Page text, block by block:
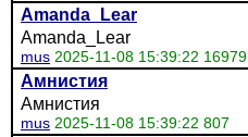
Amanda_Lear
Amanda_Lear
mus 2025-11-08 15:39:22 16979
Амнистия
Амнистия
mus 2025-11-08 15:39:22 807